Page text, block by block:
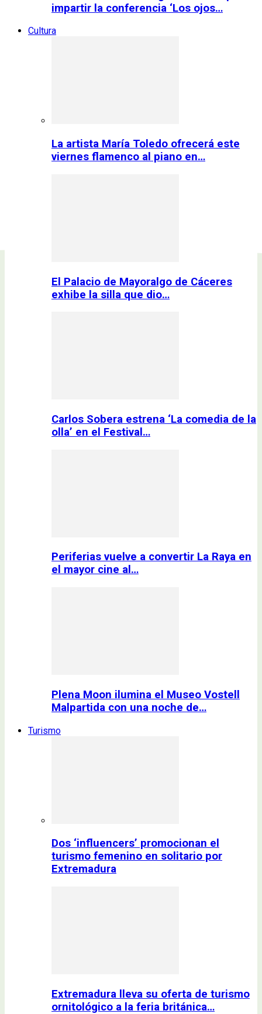
impartir la conferencia ‘Los ojos…
Cultura
La artista María Toledo ofrecerá este
viernes flamenco al piano en…
El Palacio de Mayoralgo de Cáceres
exhibe la silla que dio…
Carlos Sobera estrena ‘La comedia de la
olla’ en el Festival…
Periferias vuelve a convertir La Raya en
el mayor cine al…
Plena Moon ilumina el Museo Vostell
Malpartida con una noche de…
Turismo
Dos ‘influencers’ promocionan el
turismo femenino en solitario por
Extremadura
Extremadura lleva su oferta de turismo
ornitológico a la feria británica…